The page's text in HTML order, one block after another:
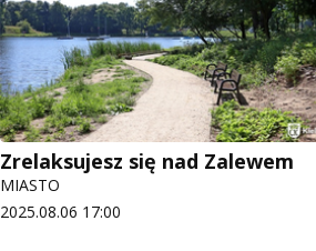
Zrelaksujesz się nad Zalewem
MIASTO
2025.08.06 17:00